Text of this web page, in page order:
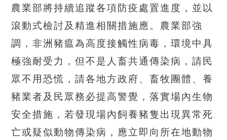
農業部將持續追蹤各項防疫處置進度，並以
滾動式檢討及精進相關措施應。農業部強
調，非洲豬瘟為高度接觸性病毒，環境中具
極強耐受力，但不是人畜共通傳染病，請民
眾不用恐慌，請各地方政府、畜牧團體、養
豬業者及民眾務必提高警覺，落實場內生物
安全措施，若發現場內飼養豬隻出現異常死
亡或疑似動物傳染病，應立即向所在地動物